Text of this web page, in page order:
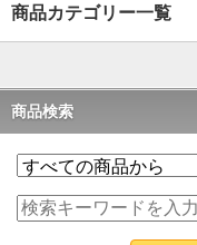
商品カテゴリー一覧
商品検索